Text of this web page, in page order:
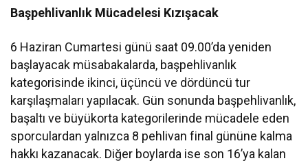
Başpehlivanlık Mücadelesi Kızışacak
6 Haziran Cumartesi günü saat 09.00’da yeniden
başlayacak müsabakalarda, başpehlivanlık
kategorisinde ikinci, üçüncü ve dördüncü tur
karşılaşmaları yapılacak. Gün sonunda başpehlivanlık,
başaltı ve büyükorta kategorilerinde mücadele eden
sporculardan yalnızca 8 pehlivan final gününe kalma
hakkı kazanacak. Diğer boylarda ise son 16’ya kalan